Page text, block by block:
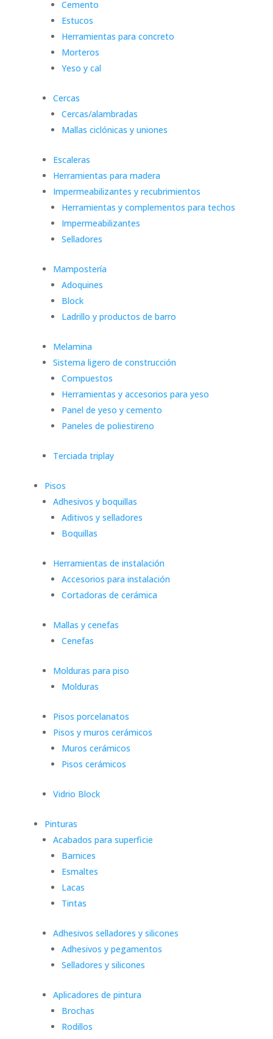
Cemento
Estucos
Herramientas para concreto
Morteros
Yeso y cal
Cercas
Cercas/alambradas
Mallas ciclónicas y uniones
Escaleras
Herramientas para madera
Impermeabilizantes y recubrimientos
Herramientas y complementos para techos
Impermeabilizantes
Selladores
Mampostería
Adoquines
Block
Ladrillo y productos de barro
Melamina
Sistema ligero de construcción
Compuestos
Herramientas y accesorios para yeso
Panel de yeso y cemento
Paneles de poliestireno
Terciada triplay
Pisos
Adhesivos y boquillas
Aditivos y selladores
Boquillas
Herramientas de instalación
Accesorios para instalación
Cortadoras de cerámica
Mallas y cenefas
Cenefas
Molduras para piso
Molduras
Pisos porcelanatos
Pisos y muros cerámicos
Muros cerámicos
Pisos cerámicos
Vidrio Block
Pinturas
Acabados para superficie
Barnices
Esmaltes
Lacas
Tintas
Adhesivos selladores y silicones
Adhesivos y pegamentos
Selladores y silicones
Aplicadores de pintura
Brochas
Rodillos